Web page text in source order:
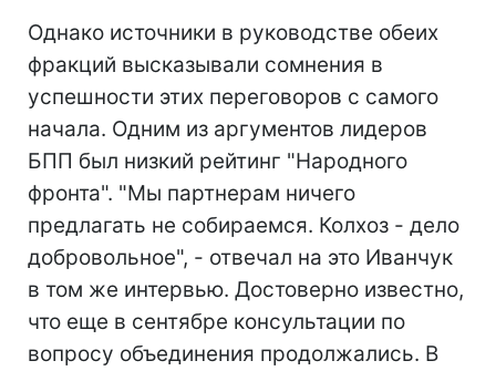
Однако источники в руководстве обеих
фракций высказывали сомнения в
успешности этих переговоров с самого
начала. Одним из аргументов лидеров
БПП был низкий рейтинг "Народного
фронта". "Мы партнерам ничего
предлагать не собираемся. Колхоз - дело
добровольное", - отвечал на это Иванчук
в том же интервью. Достоверно известно,
что еще в сентябре консультации по
вопросу объединения продолжались. В